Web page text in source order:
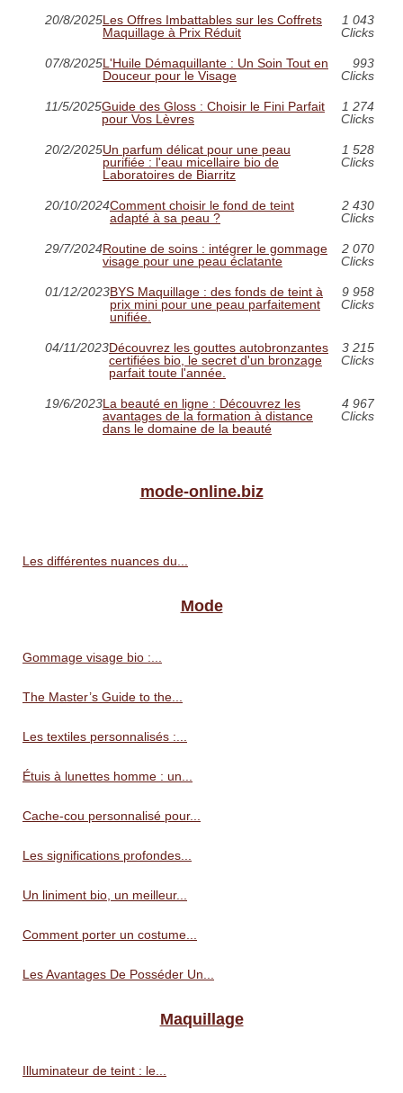
20/8/2025Les Offres Imbattables sur les Coffrets
Maquillage à Prix Réduit
1 043
Clicks
07/8/2025L'Huile Démaquillante : Un Soin Tout en
Douceur pour le Visage
993
Clicks
11/5/2025Guide des Gloss : Choisir le Fini Parfait
pour Vos Lèvres
1 274
Clicks
20/2/2025Un parfum délicat pour une peau
purifiée : l'eau micellaire bio de
Laboratoires de Biarritz
1 528
Clicks
20/10/2024Comment choisir le fond de teint
adapté à sa peau ?
2 430
Clicks
29/7/2024Routine de soins : intégrer le gommage
visage pour une peau éclatante
2 070
Clicks
01/12/2023BYS Maquillage : des fonds de teint à
prix mini pour une peau parfaitement
unifiée.
9 958
Clicks
04/11/2023Découvrez les gouttes autobronzantes
certifiées bio, le secret d'un bronzage
parfait toute l'année.
3 215
Clicks
19/6/2023La beauté en ligne : Découvrez les
avantages de la formation à distance
dans le domaine de la beauté
4 967
Clicks
mode-online.biz
Les différentes nuances du...
Mode
Gommage visage bio :...
The Master’s Guide to the...
Les textiles personnalisés :...
Étuis à lunettes homme : un...
Cache-cou personnalisé pour...
Les significations profondes...
Un liniment bio, un meilleur...
Comment porter un costume...
Les Avantages De Posséder Un...
Maquillage
Illuminateur de teint : le...